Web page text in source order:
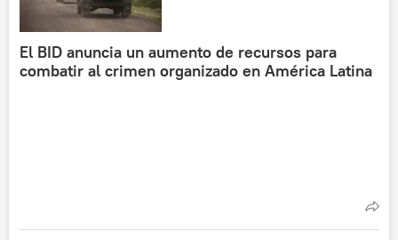
El BID anuncia un aumento de recursos para
combatir al crimen organizado en América Latina